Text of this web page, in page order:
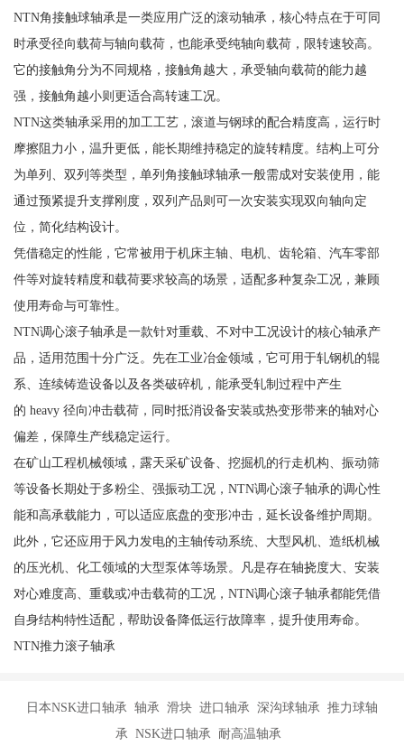
NTN角接触球轴承是一类应用广泛的滚动轴承，核心特点在于可同
时承受径向载荷与轴向载荷，也能承受纯轴向载荷，限转速较高。
它的接触角分为不同规格，接触角越大，承受轴向载荷的能力越
强，接触角越小则更适合高转速工况。
NTN这类轴承采用的加工工艺，滚道与钢球的配合精度高，运行时
摩擦阻力小，温升更低，能长期维持稳定的旋转精度。结构上可分
为单列、双列等类型，单列角接触球轴承一般需成对安装使用，能
通过预紧提升支撑刚度，双列产品则可一次安装实现双向轴向定
位，简化结构设计。
凭借稳定的性能，它常被用于机床主轴、电机、齿轮箱、汽车零部
件等对旋转精度和载荷要求较高的场景，适配多种复杂工况，兼顾
使用寿命与可靠性。
NTN调心滚子轴承是一款针对重载、不对中工况设计的核心轴承产
品，适用范围十分广泛。先在工业冶金领域，它可用于轧钢机的辊
系、连续铸造设备以及各类破碎机，能承受轧制过程中产生
的 heavy 径向冲击载荷，同时抵消设备安装或热变形带来的轴对心
偏差，保障生产线稳定运行。
在矿山工程机械领域，露天采矿设备、挖掘机的行走机构、振动筛
等设备长期处于多粉尘、强振动工况，NTN调心滚子轴承的调心性
能和高承载能力，可以适应底盘的变形冲击，延长设备维护周期。
此外，它还应用于风力发电的主轴传动系统、大型风机、造纸机械
的压光机、化工领域的大型泵体等场景。凡是存在轴挠度大、安装
对心难度高、重载或冲击载荷的工况，NTN调心滚子轴承都能凭借
自身结构特性适配，帮助设备降低运行故障率，提升使用寿命。
NTN推力滚子轴承
日本NSK进口轴承 轴承 滑块 进口轴承 深沟球轴承 推力球轴
承 NSK进口轴承 耐高温轴承